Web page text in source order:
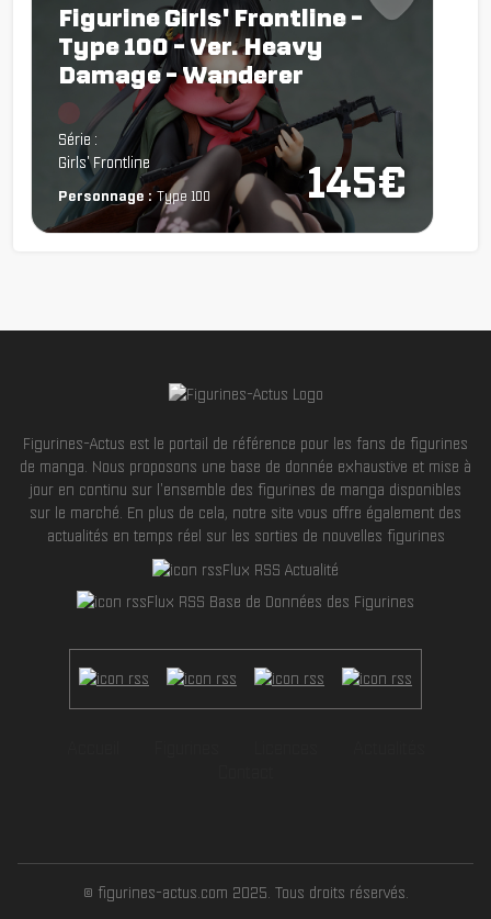
145€
Figurine Girls' Frontline -
Type 100 - Ver. Heavy
Damage - Wanderer
Série :
Girls' Frontline
Personnage : Type 100
Figurines-Actus est le portail de référence pour les fans de figurines
de manga. Nous proposons une base de donnée exhaustive et mise à
jour en continu sur l'ensemble des figurines de manga disponibles
sur le marché. En plus de cela, notre site vous offre également des
actualités en temps réel sur les sorties de nouvelles figurines
Flux RSS Actualité
Flux RSS Base de Données des Figurines
© figurines-actus.com 2025. Tous droits réservés.